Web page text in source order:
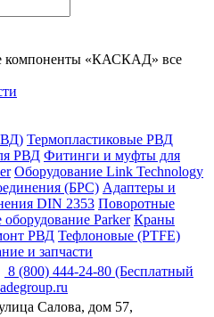
компоненты «КАСКАД» все
Термопластиковые РВД
РВД Фитинги и муфты для
Оборудование Link Technology
(БРС) Адаптеры и
DIN 2353 Поворотные
оборудование Parker Краны
РВД Тефлоновые (PTFE)
и запчасти
8 (800) 444-24-80 (Бесплатный
Салова, дом 57,